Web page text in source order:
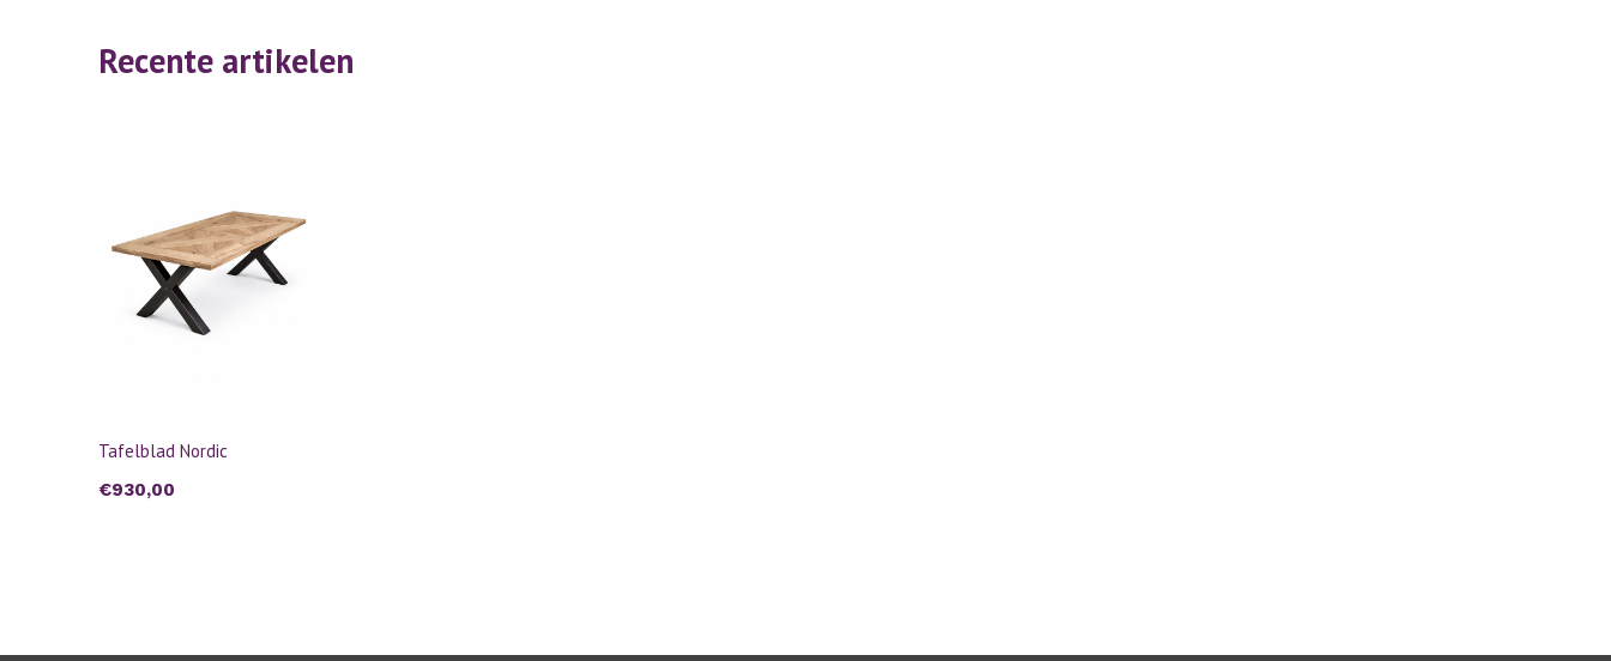
Recente artikelen
Tafelblad Nordic
€930,00